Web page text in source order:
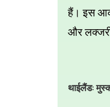
हैं। इस
और
थाईलैंड: